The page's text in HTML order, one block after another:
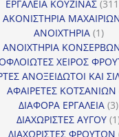
ΕΡΓΑΛΕΙΑ ΚΟΥΖΙΝΑΣ 311
ΑΚΟΝΙΣΤΗΡΙΑ
ΑΝΟΙΧΤΗΡΙΑ 11
ΑΝΟΙΧΤΗΡΙΑ
ΧΕΙΡΟΣ
ΑΝΟΞΕΙΔΩΤΟΙ ΚΑΙ
ΑΦΑΙΡΕΤΕΣ ΚΟΤΣΑΝΙΩΝ
ΔΙΑΦΟΡΑ ΕΡΓΑΛΕΙΑ 33
ΔΙΑΧΩΡΙΣΤΕΣ ΑΥΓΟΥ 1
ΔΙΑΧΩΡΙΣΤΕΣ ΦΡΟΥΤΩΝ